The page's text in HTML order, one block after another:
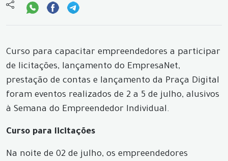
Curso para capacitar empreendedores a participar
de licitações, lançamento do EmpresaNet,
prestação de contas e lançamento da Praça Digital
foram eventos realizados de 2 a 5 de julho, alusivos
à Semana do Empreendedor Individual.
Curso para licitações
Na noite de 02 de julho, os empreendedores